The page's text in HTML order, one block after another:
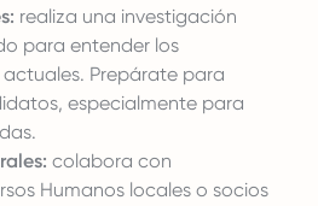
realiza una investigación
para entender los
Prepárate para
especialmente para
colabora con
Humanos locales o socios